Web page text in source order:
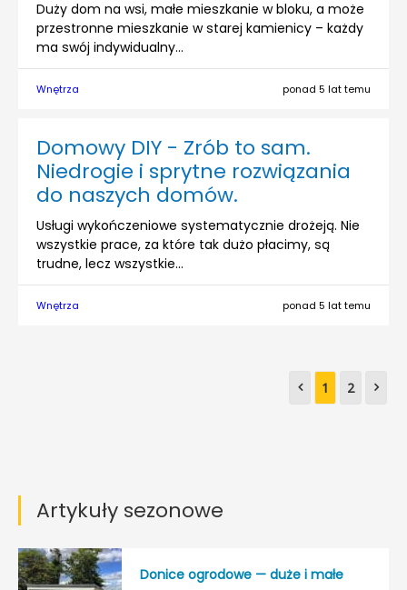
Duży dom na wsi, małe mieszkanie w bloku, a może
przestronne mieszkanie w starej kamienicy – każdy
ma swój indywidualny...
Wnętrza ponad 5 lat temu
Domowy DIY - Zrób to sam.
Niedrogie i sprytne rozwiązania
do naszych domów.
Usługi wykończeniowe systematycznie drożeją. Nie
wszystkie prace, za które tak dużo płacimy, są
trudne, lecz wszystkie...
Wnętrza ponad 5 lat temu
1 2
Artykuły sezonowe
Donice ogrodowe — duże i małe